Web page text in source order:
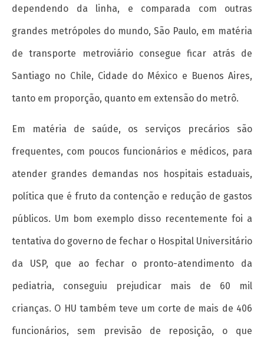
dependendo da linha, e comparada com outras
grandes metrópoles do mundo, São Paulo, em matéria
de transporte metroviário consegue ficar atrás de
Santiago no Chile, Cidade do México e Buenos Aires,
tanto em proporção, quanto em extensão do metrô.
Em matéria de saúde, os serviços precários são
frequentes, com poucos funcionários e médicos, para
atender grandes demandas nos hospitais estaduais,
política que é fruto da contenção e redução de gastos
públicos. Um bom exemplo disso recentemente foi a
tentativa do governo de fechar o Hospital Universitário
da USP, que ao fechar o pronto-atendimento da
pediatria, conseguiu prejudicar mais de 60 mil
crianças. O HU também teve um corte de mais de 406
funcionários, sem previsão de reposição, o que